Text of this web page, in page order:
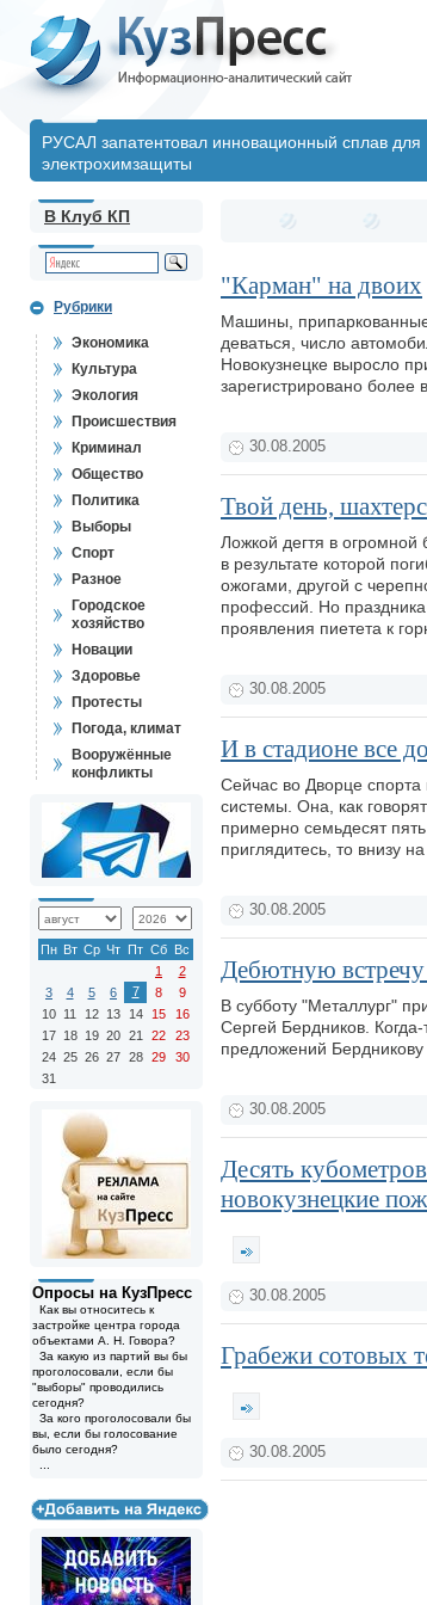
РУСАЛ запатентовал инновационный сплав для
электрохимзащиты
В Клуб КП
Рубрики
Экономика
Культура
Экология
Происшествия
Криминал
Общество
Политика
Выборы
Спорт
Разное
Городское
хозяйство
Новации
Здоровье
Протесты
Погода, климат
Вооружённые
конфликты
Пн Вт Ср Чт Пт Сб Вс
1
2
3
4 5 6 7 8
9
10 11 12 13 14 15
16
17 18 19 20 21 22
23
24 25 26 27 28 29
30
31
Опросы на КузПресс
Как вы относитесь к
застройке центра города
объектами А. Н. Говора?
За какую из партий вы бы
проголосовали, если бы
"выборы" проводились
сегодня?
За кого проголосовали бы
вы, если бы голосование
было сегодня?
"Карман" на двоих
Машины, припаркованные
деваться, число
Новокузнецке выросло
зарегистрировано более
30.08.2005
Твой день,
Ложкой дегтя в огромной
в результате которой
ожогами, другой с
профессий. Но
проявления пиетета к
30.08.2005
И в стадионе все
Сейчас во Дворце спорта
системы. Она, как
примерно семьдесят
приглядитесь, то внизу
30.08.2005
Дебютную
В субботу "Металлург"
Сергей Бердников.
предложений Бердникову
30.08.2005
Десять
новокузнецкие
30.08.2005
Грабежи сотовых
30.08.2005